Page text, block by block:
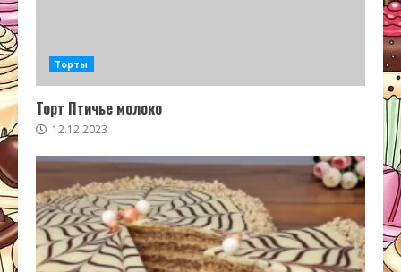
Торты
Торт Птичье молоко
12.12.2023